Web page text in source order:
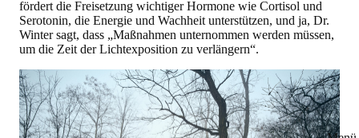
fördert die Freisetzung wichtiger Hormone wie Cortisol und
Serotonin, die Energie und Wachheit unterstützen, und ja, Dr.
Winter sagt, dass „Maßnahmen unternommen werden müssen,
um die Zeit der Lichtexposition zu verlängern“.